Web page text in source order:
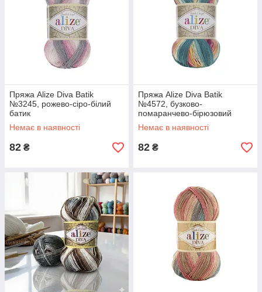
Пряжа Alize Diva Batik
№3245, рожево-сіро-білий
батик
Немає в наявності
82 ₴
Пряжа Alize Diva Batik
№4572, бузково-
помаранчево-бірюзовий
батик
Немає в наявності
82 ₴